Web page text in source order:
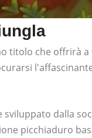
titolo che offrirà
dalla
picchiaduro